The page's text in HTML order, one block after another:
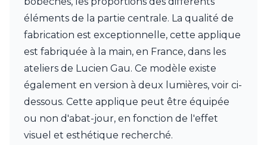
HARTE
Hind Rabii
Hisle
Holtkötter
Hudson Valley
Italamp
Jacques Garcia
JP Ryckaert
Leds C4
éléments de la partie centrale. La qualité de
fabrication est exceptionnelle, cette applique
est fabriquée à la main, en France, dans les
ateliers de Lucien Gau. Ce modèle existe
également en version à deux lumières, voir ci-
dessous. Cette applique peut être équipée
ou non d'abat-jour, en fonction de l'effet
visuel et esthétique recherché.